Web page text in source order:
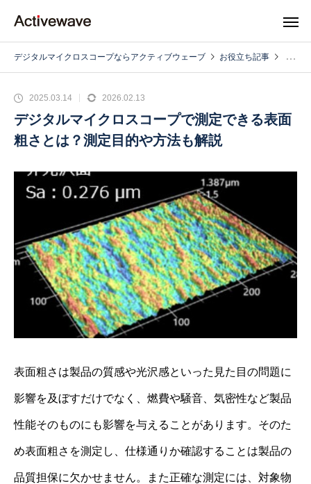
デジタルマイクロスコープならアクティブウェーブ お役立ち記事
2025.03.14 2026.02.13
デジタルマイクロスコープで測定できる表面
粗さとは？測定目的や方法も解説
表面粗さは製品の質感や光沢感といった見た目の問題に
影響を及ぼすだけでなく、燃費や騒音、気密性など製品
性能そのものにも影響を与えることがあります。そのた
め表面粗さを測定し、仕様通りか確認することは製品の
品質担保に欠かせません。また正確な測定には、対象物